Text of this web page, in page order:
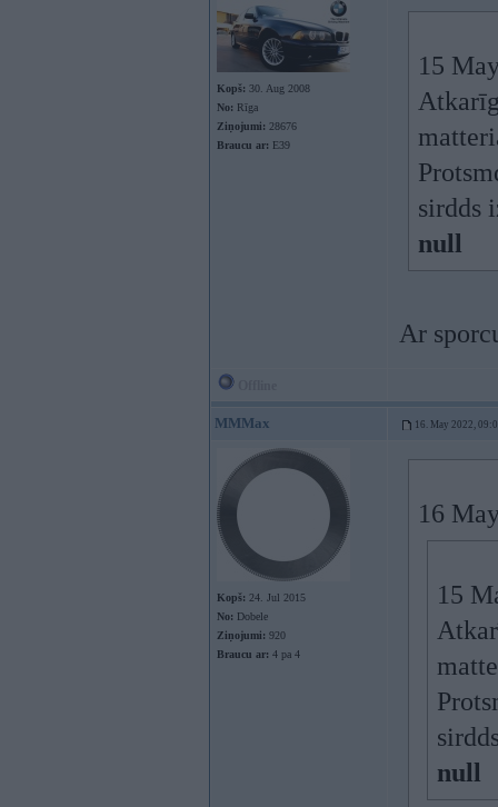
Kopš: 30. Aug 2008
No: Rīga
Ziņojumi: 28676
Braucu ar: E39
15
sirdds
null
Ar
MMMax 16. May 2022,
Kopš: 24. Jul 2015
No: Dobele
Ziņojumi: 920
Braucu ar: 4 pa 4
16
15
null